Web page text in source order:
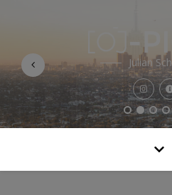
Julian